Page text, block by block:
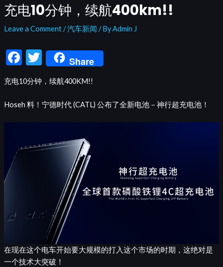
充电10分钟，续航400km!!
Leave a Comment/汽车新闻 / ByAdmin J
F
ac
e
b
k
T
w
itt
er
Share
充电10分钟，续航400KM!!
Hoseh 料！宁德时代 (CATL) 公布了全新电池－神行超充电池！
在现在这个电车开始要大规模的打入这个市场的时期，这绝对是
一个技术大突破！
navigation